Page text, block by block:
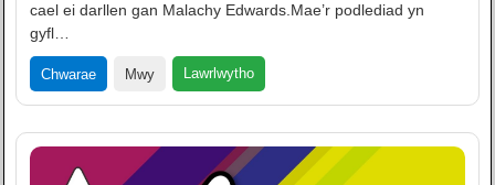
cael ei darllen gan Malachy Edwards.Mae’r podlediad yn
gyfl…
Chwarae Mwy Lawrlwytho